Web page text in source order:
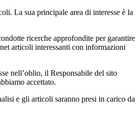
La sua principale area di interesse è la
ricerche approfondite per garantire
articoli interessanti con informazioni
nell’oblio, il Responsabile del sito
accettato.
e gli articoli saranno presi in carico da